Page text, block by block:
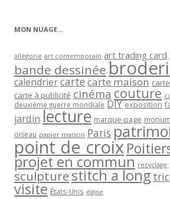
MON NUAGE…
allégorie art contemporain art trading card
bande dessinée
calendriercartecarte maison
carte à publicité cinéma couture
deuxième guerre mondiale DIY exposition
jardin lecture marque-page
oiseau papier maison Paris
point de croix
projet en commun recyclage
sculpturestitch a long
visite États-Unis église